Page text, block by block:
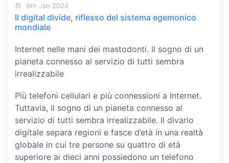
9th Jan 2024
Il digital divide, riflesso del sistema egemonico
mondiale
Internet nelle mani dei mastodonti. Il sogno di un
pianeta connesso al servizio di tutti sembra
irrealizzabile
Più telefoni cellulari e più connessioni a Internet.
Tuttavia, il sogno di un pianeta connesso al
servizio di tutti sembra irrealizzabile. Il divario
digitale separa regioni e fasce d’età in una realtà
globale in cui tre persone su quattro di età
superiore ai dieci anni possiedono un telefono